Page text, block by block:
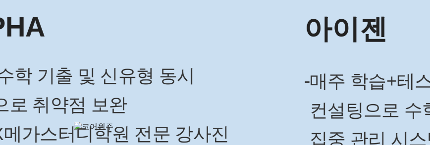
택은 매우 실용적이고 좋았습니다.
신유형 동시
보완
학원 전문 강사진
매주 학습+테스트+성적
컨설팅으로 수학 실력을
집중 관리 시스템